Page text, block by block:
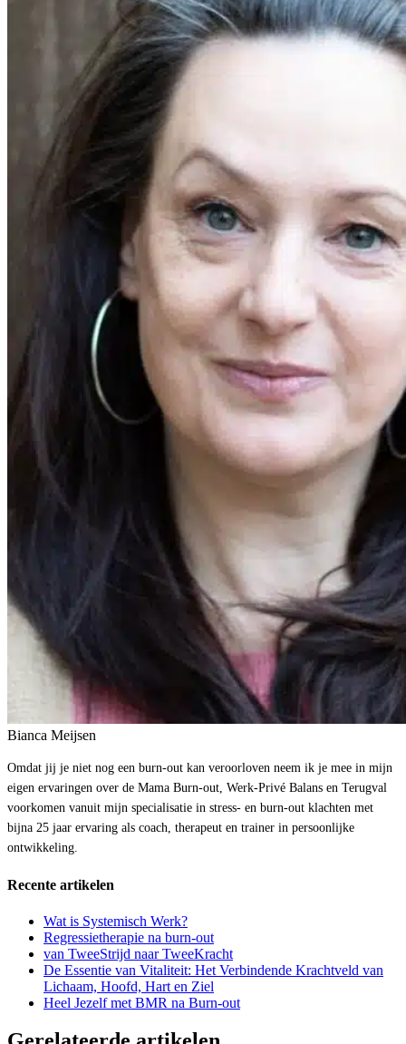
Bianca Meijsen
Omdat jij je niet nog een burn-out kan veroorloven neem ik je mee in mijn
eigen ervaringen over de Mama Burn-out, Werk-Privé Balans en Terugval
voorkomen vanuit mijn specialisatie in stress- en burn-out klachten met
bijna 25 jaar ervaring als coach, therapeut en trainer in persoonlijke
ontwikkeling.
Recente artikelen
Wat is Systemisch Werk?
Regressietherapie na burn-out
van TweeStrijd naar TweeKracht
De Essentie van Vitaliteit: Het Verbindende Krachtveld van
Lichaam, Hoofd, Hart en Ziel
Heel Jezelf met BMR na Burn-out